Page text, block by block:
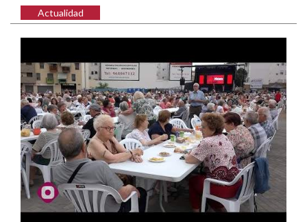
Actualidad